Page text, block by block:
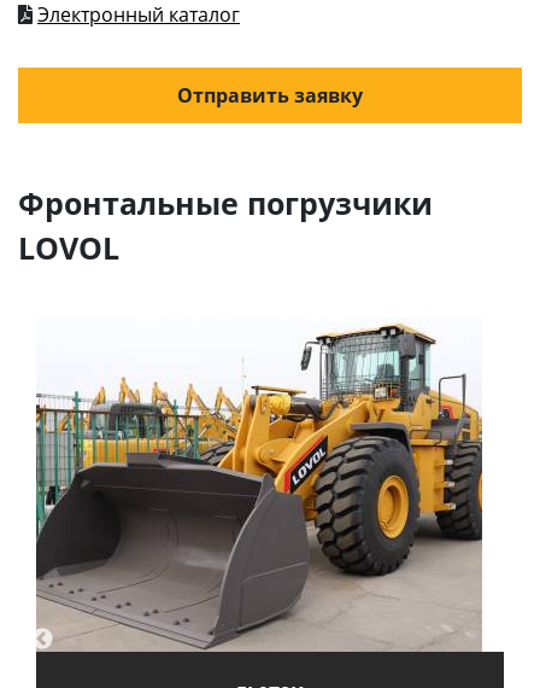
Электронный каталог
Отправить заявку
Фронтальные погрузчики
LOVOL